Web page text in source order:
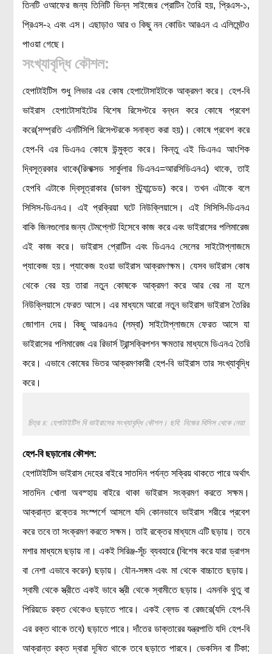
তিনটি ওআফের জন্য তিনিটি ভিন্ন সাইজের প্রোটিন তৈরি হয়, প্রিএস-১,
প্রিএস-২ এবং এস। এছাড়াও আর ও কিছু নন কোডিং আরএন এ এলিমেন্টও
পাওয়া গেছে।
সংখ্যাবৃদ্ধি কৌশল:
হেপাটাইটিস শুধু লিভার এর কোষ হেপাটোসাইটকে আক্রমণ করে। হেপ-বি
ভাইরাস হেপাটোসাইটের বিশেষ রিসেপ্টরে বন্ধন করে কোষে প্রবেশ
করে(সম্প্রতি এনটিসিপি রিসেপ্টরকে সনাক্ত করা হয়)। কোষে প্রবেশ করে
হেপ-বি এর ডিএনএ কোষে উন্মুক্ত করে। কিন্তু এই ডিএনএ আংশিক
দ্বিসূত্রকার থাকে(রিলাক্সড সার্কুলার ডিএনএ=আরসিডিএনএ) থাকে, তাই
হেপবি এটাকে দ্বিসূত্রাকার (ডাবল স্ট্র্যান্ডেড) করে। তখন এটাকে বলে
সিসিস-ডিএনএ। এই প্রক্রিয়া ঘটে নিউক্লিয়াসে। এই সিসিসি-ডিএনএ
বাকি জিনগুলোর জন্য টেমপ্লেট হিসেবে কাজ করে এবং ভাইরাসের পলিমারেজ
এই কাজ করে। ভাইরাস প্রোটিন এবং ডিএনএ সেলের সাইটোপ্লাজমে
প্যাকেজ হয়। প্যাকেজ হওয়া ভাইরাস আক্রমণক্ষম। যেসব ভাইরাস কোষ
থেকে বের হয় তারা নতুন কোষকে আক্রমণ করে আর বের না হলে
নিউক্লিয়াসে ফেরত আসে। এর মাধ্যমে আরো নতুন ভাইরাস ভাইরাস তৈরির
জোগান দেয়। কিছু আরএনএ (লম্বা) সাইটোপ্লাজমে ফেরত আসে যা
ভাইরাসের পলিমারেজ এর রিভার্স ট্রান্সক্রিপশন ক্ষমতার মাধ্যমে ডিএনএ তৈরি
করে। এভাবে কোষের ভিতর আক্রমণকারী হেপ-বি ভাইরাস তার সংখ্যাবৃদ্ধি
করে।
চিত্র ৪: হেপাটাইটিস বি ভাইরাসের সংখ্যাবৃদ্ধি কৌশল। ছবি: নিজের থিসিস থেকে নেয়া
হেপ-বি ছড়ানোর কৌশল:
হেপাটাইটিস ভাইরাস দেহের বাইরে সাতদিন পর্যন্ত সক্রিয় থাকতে পারে অর্থাৎ
সাতদিন খোলা অবস্হায় বাইরে থাকা ভাইরাস সংক্রমণ করতে সক্ষম।
আক্রান্ত রক্তের সংস্পর্শে আসলে যদি কোনভাবে ভাইরাস শরীরে প্রবেশ
করে তবে তা সংক্রমণ করতে সক্ষম। তাই রক্তের মাধ্যমে এটি ছড়ায়। তবে
মশার মাধ্যমে ছড়ায় না। একই সিরিঞ্জ-সূঁচ ব্যবহারে (বিশেষ করে যারা ড্রাগস
বা নেশা এভাবে করেন) ছড়ায়। যৌন-সঙ্গম এবং মা থেকে বাচ্চাতে ছড়ায়।
স্বামী থেকে স্ত্রীতে একই ভাবে স্ত্রী থেকে স্বামীতে ছড়ায়। এমনকি থুতু বা
পিরিয়ডে রক্ত থেকেও ছড়াতে পারে। একই ব্লেড বা রেজরে(যদি হেপ-বি
এর রক্ত থাকে তবে) ছড়াতে পারে। দাঁতের ডাক্তারের যন্ত্রপাতি যদি হেপ-বি
আক্রান্ত রক্ত দ্বারা দূষিত থাকে তবে ছড়াতে পারবে। ভেকসিন বা টিকা: